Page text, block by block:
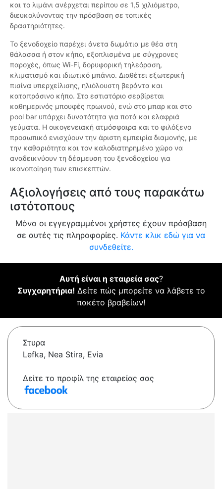
και το λιμάνι ανέρχεται περίπου σε 1,5 χιλιόμετρο,
διευκολύνοντας την πρόσβαση σε τοπικές
δραστηριότητες.
Το ξενοδοχείο παρέχει άνετα δωμάτια με θέα στη
θάλασσα ή στον κήπο, εξοπλισμένα με σύγχρονες
παροχές, όπως Wi-Fi, δορυφορική τηλεόραση,
κλιματισμό και ιδιωτικό μπάνιο. Διαθέτει εξωτερική
πισίνα υπερχείλισης, ηλιόλουστη βεράντα και
καταπράσινο κήπο. Στο εστιατόριο σερβίρεται
καθημερινός μπουφές πρωινού, ενώ στο μπαρ και στο
pool bar υπάρχει δυνατότητα για ποτά και ελαφριά
γεύματα. Η οικογενειακή ατμόσφαιρα και το φιλόξενο
προσωπικό ενισχύουν την άριστη εμπειρία διαμονής, με
την καθαριότητα και τον καλοδιατηρημένο χώρο να
αναδεικνύουν τη δέσμευση του ξενοδοχείου για
ικανοποίηση των επισκεπτών.
Αξιολογήσεις από τους παρακάτω
ιστότοπους
Μόνο οι εγγεγραμμένοι χρήστες έχουν πρόσβαση
σε αυτές τις πληροφορίες. Κάντε κλικ εδώ για να
συνδεθείτε.
Αυτή είναι η εταιρεία σας?
Συγχαρητήρια! Δείτε πώς μπορείτε να λάβετε το
πακέτο βραβείων!
Στυρα
Lefka, Nea Stira, Evia
Δείτε το προφίλ της εταιρείας σας